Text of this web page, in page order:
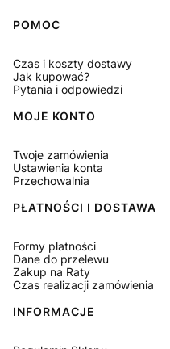
Linki w stopce
POMOC
Czas i koszty dostawy
Jak kupować?
Pytania i odpowiedzi
MOJE KONTO
Twoje zamówienia
Ustawienia konta
Przechowalnia
PŁATNOŚCI I DOSTAWA
Formy płatności
Dane do przelewu
Zakup na Raty
Czas realizacji zamówienia
INFORMACJE